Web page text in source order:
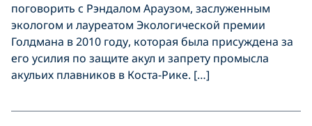
поговорить с Рэндалом Араузом, заслуженным
экологом и лауреатом Экологической премии
Голдмана в 2010 году, которая была присуждена за
его усилия по защите акул и запрету промысла
акульих плавников в Коста-Рике. […]